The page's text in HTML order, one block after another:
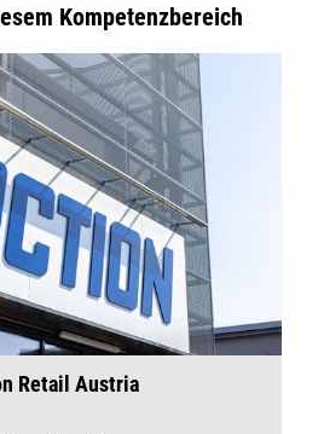
Kompetenzbereich
Retail Austria